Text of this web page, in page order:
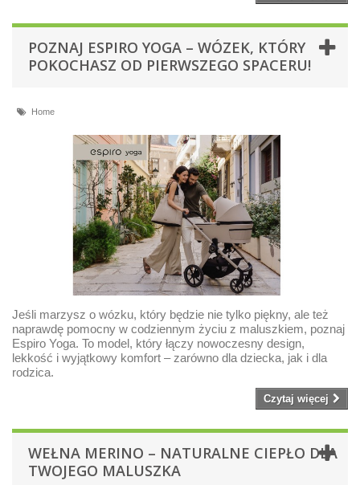
POZNAJ ESPIRO YOGA – WÓZEK, KTÓRY
POKOCHASZ OD PIERWSZEGO SPACERU!
Home
Jeśli marzysz o wózku, który będzie nie tylko piękny, ale też
naprawdę pomocny w codziennym życiu z maluszkiem, poznaj
Espiro Yoga. To model, który łączy nowoczesny design,
lekkość i wyjątkowy komfort – zarówno dla dziecka, jak i dla
rodzica.
Czytaj więcej
WEŁNA MERINO – NATURALNE CIEPŁO DLA
TWOJEGO MALUSZKA